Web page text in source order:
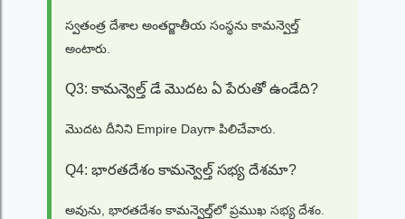
స్వతంత్ర దేశాల అంతర్జాతీయ సంస్థను కామన్వెల్త్
అంటారు.
Q3: కామన్వెల్త్ డే మొదట ఏ పేరుతో ఉండేది?
మొదట దీనిని Empire Dayగా పిలిచేవారు.
Q4: భారతదేశం కామన్వెల్త్ సభ్య దేశమా?
అవును, భారతదేశం కామన్వెల్త్‌లో ప్రముఖ సభ్య దేశం.